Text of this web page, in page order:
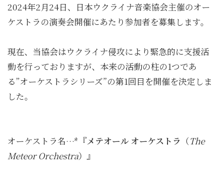
2024年2月24日、日本ウクライナ音楽協会主催のオー
ケストラの演奏会開催にあたり参加者を募集します。
現在、当協会はウクライナ侵攻により緊急的に支援活
動を行っておりますが、本来の活動の柱の1つであ
る”オーケストラシリーズ”の第1回目を開催を決定しま
した。
オーケストラ名…*『メテオール オーケストラ （The
Meteor Orchestra）』